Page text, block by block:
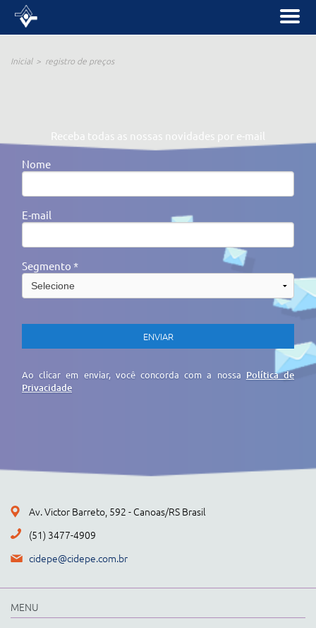
Inicial registro de preços
Receba todas as nossas novidades por e-mail
Nome
E-mail
Segmento *
Ao clicar em enviar, você concorda com a nossa Política de
Privacidade
Av. Victor Barreto, 592 - Canoas/RS Brasil
(51) 3477-4909
cidepe@cidepe.com.br
MENU